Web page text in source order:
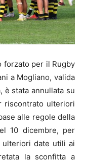
forzato per il Rugby
a Mogliano, valida
è stata annullata su
riscontrato ulteriori
alle regole della
10 dicembre, per
ulteriori date utili ai
la sconfitta a